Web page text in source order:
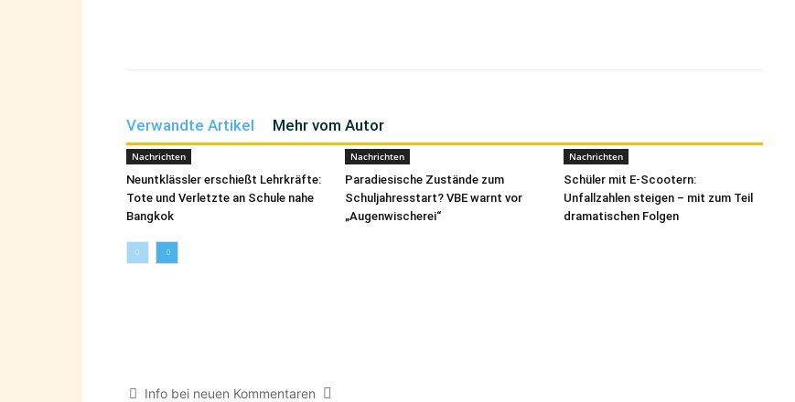
Verwandte Artikel Mehr vom Autor
Nachrichten
Neuntklässler erschießt Lehrkräfte:
Tote und Verletzte an Schule nahe
Bangkok
Nachrichten
Paradiesische Zustände zum
Schuljahresstart? VBE warnt vor
„Augenwischerei“
Nachrichten
Schüler mit E-Scootern:
Unfallzahlen steigen – mit zum Teil
dramatischen Folgen
Info bei neuen Kommentaren